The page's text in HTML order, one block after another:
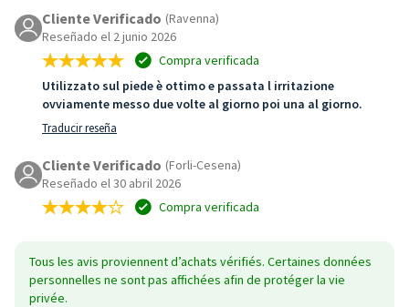
Cliente Verificado (Ravenna)
Reseñado el 2 junio 2026
Compra verificada
Utilizzato sul piede è ottimo e passata l irritazione
ovviamente messo due volte al giorno poi una al giorno.
Traducir reseña
Cliente Verificado (Forli-Cesena)
Reseñado el 30 abril 2026
Compra verificada
Tous les avis proviennent d’achats vérifiés. Certaines données
personnelles ne sont pas affichées afin de protéger la vie
privée.